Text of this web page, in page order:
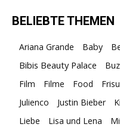
BELIEBTE THEMEN
Ariana Grande Baby
Bibis Beauty Palace
Film
Filme Food
Julienco
Justin Bieber
Liebe
Lisa und Lena